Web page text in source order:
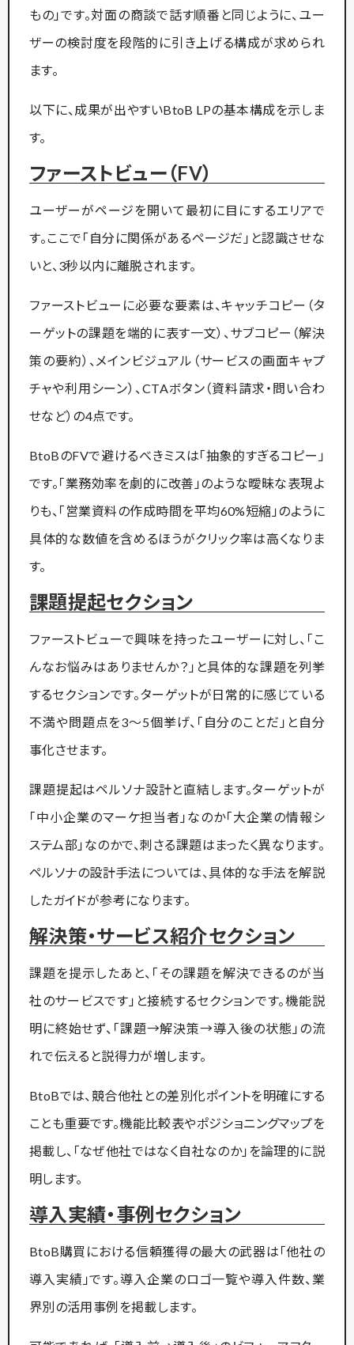
もの」です。対面の商談で話す順番と同じように、ユー
ザーの検討度を段階的に引き上げる構成が求められ
ます。
以下に、成果が出やすいBtoB LPの基本構成を示しま
す。
ファーストビュー（FV）
ユーザーがページを開いて最初に目にするエリアで
す。ここで「自分に関係があるページだ」と認識させな
いと、3秒以内に離脱されます。
ファーストビューに必要な要素は、キャッチコピー（タ
ーゲットの課題を端的に表す一文）、サブコピー（解決
策の要約）、メインビジュアル（サービスの画面キャプ
チャや利用シーン）、CTAボタン（資料請求・問い合わ
せなど）の4点です。
BtoBのFVで避けるべきミスは「抽象的すぎるコピー」
です。「業務効率を劇的に改善」のような曖昧な表現よ
りも、「営業資料の作成時間を平均60%短縮」のように
具体的な数値を含めるほうがクリック率は高くなりま
す。
課題提起セクション
ファーストビューで興味を持ったユーザーに対し、「こ
んなお悩みはありませんか？」と具体的な課題を列挙
するセクションです。ターゲットが日常的に感じている
不満や問題点を3〜5個挙げ、「自分のことだ」と自分
事化させます。
課題提起はペルソナ設計と直結します。ターゲットが
「中小企業のマーケ担当者」なのか「大企業の情報シ
ステム部」なのかで、刺さる課題はまったく異なります。
ペルソナの設計手法については、具体的な手法を解説
したガイドが参考になります。
解決策・サービス紹介セクション
課題を提示したあと、「その課題を解決できるのが当
社のサービスです」と接続するセクションです。機能説
明に終始せず、「課題→解決策→導入後の状態」の流
れで伝えると説得力が増します。
BtoBでは、競合他社との差別化ポイントを明確にする
ことも重要です。機能比較表やポジショニングマップを
掲載し、「なぜ他社ではなく自社なのか」を論理的に説
明します。
導入実績・事例セクション
BtoB購買における信頼獲得の最大の武器は「他社の
導入実績」です。導入企業のロゴ一覧や導入件数、業
界別の活用事例を掲載します。